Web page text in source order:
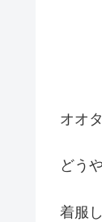
オオ
どう
着服